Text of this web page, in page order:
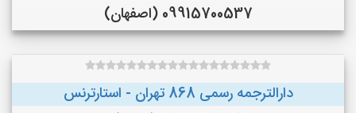
09915700537 (اصفهان)
دارالترجمه رسمی 868 تهران - استارترنس